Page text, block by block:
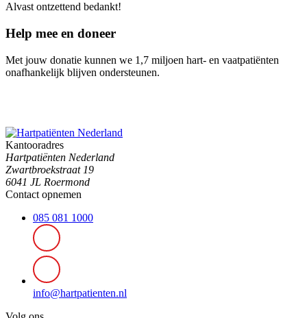
Alvast ontzettend bedankt!
Help mee en doneer
Met jouw donatie kunnen we 1,7 miljoen hart- en vaatpatiënten
onafhankelijk blijven ondersteunen.
Kantooradres
Hartpatiënten Nederland
Zwartbroekstraat 19
6041 JL Roermond
Contact opnemen
085 081 1000
info@hartpatienten.nl